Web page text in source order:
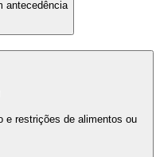
antecedência
e restrições de alimentos ou